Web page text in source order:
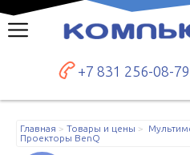
+7 831 256-08-79
Главная Товары и цены
Проекторы BenQ